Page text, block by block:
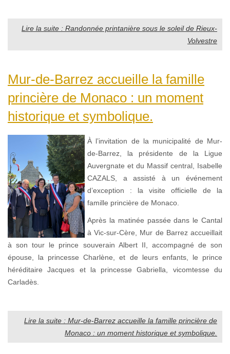
Lire la suite : Randonnée printanière sous le soleil de Rieux-
Volvestre
Mur-de-Barrez accueille la famille
princière de Monaco : un moment
historique et symbolique.
À l’invitation de la municipalité de Mur-
de-Barrez, la présidente de la Ligue
Auvergnate et du Massif central, Isabelle
CAZALS, a assisté à un événement
d’exception : la visite officielle de la
famille princière de Monaco.
Après la matinée passée dans le Cantal
à Vic-sur-Cère, Mur de Barrez accueillait
à son tour le prince souverain Albert II, accompagné de son
épouse, la princesse Charlène, et de leurs enfants, le prince
héréditaire Jacques et la princesse Gabriella, vicomtesse du
Carladès.
Lire la suite : Mur-de-Barrez accueille la famille princière de
Monaco : un moment historique et symbolique.